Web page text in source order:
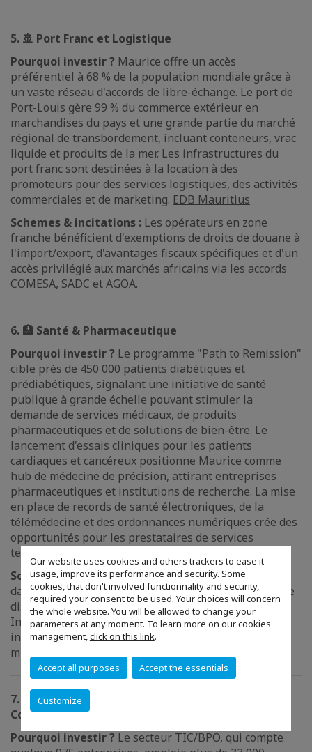
Our website uses cookies and others trackers to ease it
usage, improve its performance and security. Some
cookies, that don't involved functionnality and security,
required your consent to be used. Your choices will concern
the whole website. You will be allowed to change your
parameters at any moment. To learn more on our cookies
management,click on this link.
Accept all purposes Accept the essentials
Customize
5. 🚢 Port Franc et Logistique
Pourquoi investir ? Maurice offre un accès
préférentiel à 68 % de la population mondiale grâce à
un vaste réseau d'accords de libre-échange. Le port de
Port-Louis gère 99 % du commerce extérieur en
marchandises du pays et une grande partie du marché
régional de transbordement, incluant conteneurs, vrac
liquide et produits de la mer. Les infrastructures du
port franc sont destinées à la location à des
promoteurs pour des services logistiques, des activités
commerciales et de marketing. EDB Mauritius
Schemes & incitations : Les opérateurs en zone
franche bénéficient d'exemptions de droits de douane à
l'import/export, d'avantages fiscaux spécifiques et d'un
accès privilégié aux marchés africains via les accords
COMESA, SADC et AGOA.
6. 🏥 Santé & Pharmaceutique
Pourquoi investir ? Le programme "Path to Remission"
cible près de 450 000 patients diabétiques et
prédiabétiques, signalant une initiative de santé
publique à grande échelle pouvant stimuler la
demande de services médicaux, de produits
pharmaceutiques et de solutions de bien-être. Le
lancement d'essais cliniques pour les patients
cardiaques et cancéreux positionne Maurice comme
hub de médecine de précision, attirant entreprises
pharmaceutiques et institutions de recherche. La mise
en place de records de santé électroniques, de la
télémédecine et des ordonnances numériques crée des
opportunités pour les prestataires de services
technologiques.
Schemes & incitations :Les entreprises impliquées
dans la fabrication de produits pharmaceutiques et de
dispositifs médicaux sont éligibles au Premium
Investor Certificate, avec des incitations sur mesure,
indépendamment du seuil d'investissement de 500
millions de roupies.
7. 💻 Technologies de l'Information et de la
Communication (TIC)
Pourquoi investir ? Le secteur TIC/BPO, qui compte